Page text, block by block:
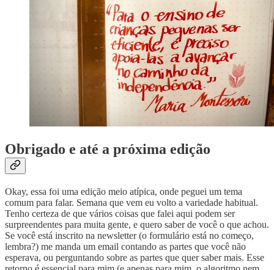
Obrigado e até a próxima edição
Okay, essa foi uma edição meio atípica, onde peguei um tema
comum para falar. Semana que vem eu volto a variedade habitual.
Tenho certeza de que vários coisas que falei aqui podem ser
surpreendentes para muita gente, e quero saber de você o que achou.
Se você está inscrito na newsletter (o formulário está no começo,
lembra?) me manda um email contando as partes que você não
esperava, ou perguntando sobre as partes que quer saber mais. Esse